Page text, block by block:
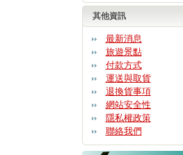
其他資訊
最新消息
旅遊景點
付款方式
運送與取貨
退換貨事項
網站安全性
隱私權政策
聯絡我們